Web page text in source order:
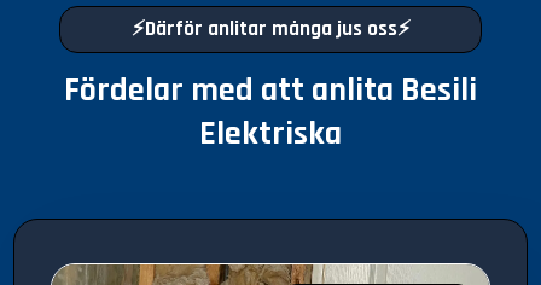
⚡Därför anlitar många jus oss⚡
Fördelar med att anlita Besili
Elektriska